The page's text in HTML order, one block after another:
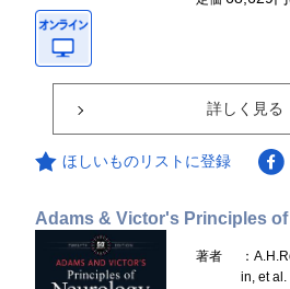
詳しく見る
ほしいものリストに登録
Adams & Victor's Principles
著者
：
in, et al.